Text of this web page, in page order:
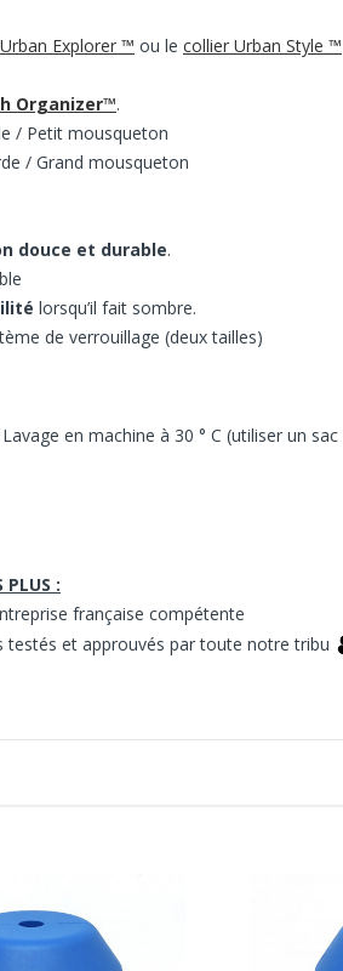
Explorer ™ ou le collier Urban Style ™
Organizer™.
/ Petit mousqueton
/ Grand mousqueton
douce et durable.
lorsqu’il fait sombre.
de verrouillage (deux tailles)
en machine à 30 ° C (utiliser un sac
PLUS :
française compétente
testés et approuvés par toute notre tribu